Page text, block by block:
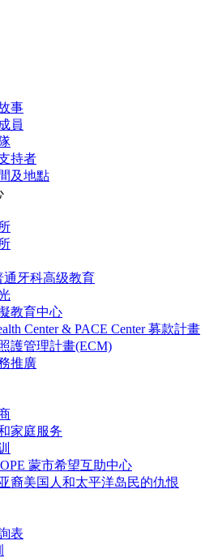
事
員
持者
及地點
通牙科高级教育
教育中心
Center & PACE Center 募款計畫
護管理計畫(ECM)
推廣
家庭服务
蒙市希望互助中心
裔美国人和太平洋岛民的仇恨
表